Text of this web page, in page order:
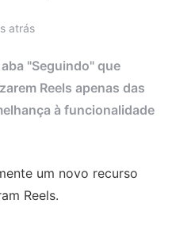
atrás
"Seguindo" que
Reels apenas das
à funcionalidade
um novo recurso
Reels.